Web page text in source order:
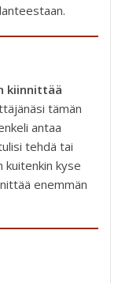
kiinnittää
tämän
antaa
tehdä tai
kyse
enemmän